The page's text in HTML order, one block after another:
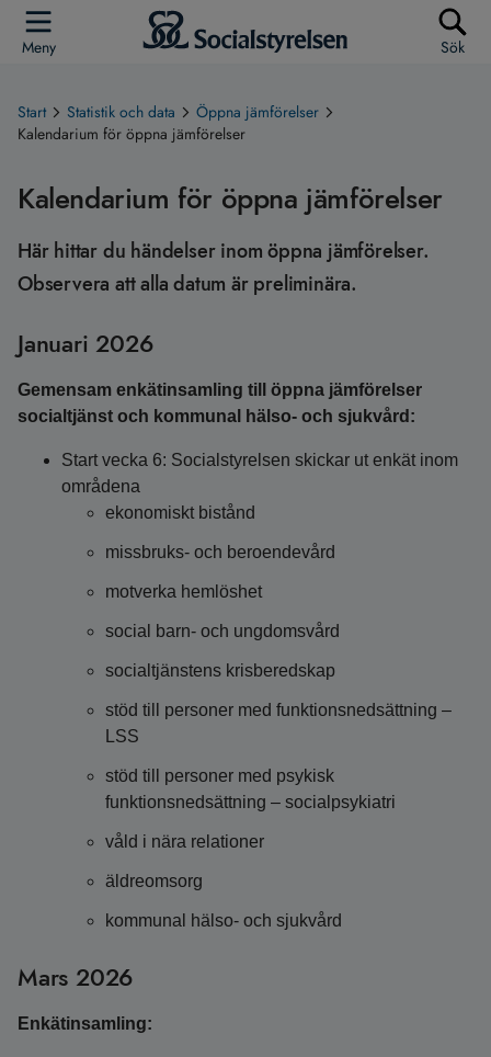
Meny Sök
Start Statistik och data
Öppna jämförelser
Kalendarium för öppna jämförelser
Kalendarium för öppna jämförelser
Här hittar du händelser inom öppna jämförelser.
Observera att alla datum är preliminära.
Januari 2026
Gemensam enkätinsamling till öppna jämförelser
socialtjänst och kommunal hälso- och sjukvård:
Start vecka 6: Socialstyrelsen skickar ut enkät inom
områdena
ekonomiskt bistånd
missbruks- och beroendevård
motverka hemlöshet
social barn- och ungdomsvård
socialtjänstens krisberedskap
stöd till personer med funktionsnedsättning –
LSS
stöd till personer med psykisk
funktionsnedsättning – socialpsykiatri
våld i nära relationer
äldreomsorg
kommunal hälso- och sjukvård
Mars 2026
Enkätinsamling: